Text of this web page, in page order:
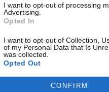
I want to opt-out of processing
Advertising.
Opted In
I want to opt-out of Collection,
of my Personal Data that Is
was collected.
Opted Out
CONFIRM